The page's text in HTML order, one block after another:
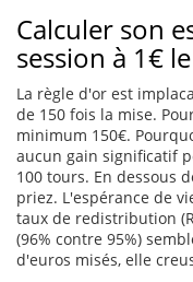
Calculer son
session à 1€
La règle d'or est
de 150 fois la mise.
minimum 150€.
aucun gain significatif
100 tours. En dessous
priez. L'espérance de
taux de redistribution
(96% contre 95%)
d'euros misés, elle